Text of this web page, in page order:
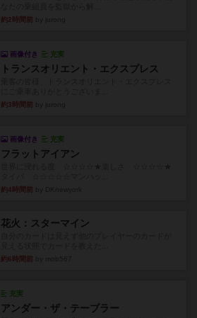
約2時間前
画像付き 充実
トランスオリエント・エクスプレス
約3時間前
画像付き 充実
フラットアイアン
約4時間前
花火：スターマイン
約6時間前
充実
アンダー・ザ・テーブラー